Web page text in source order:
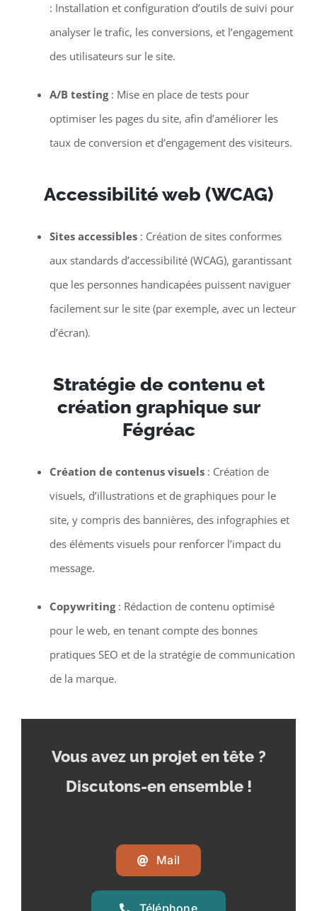
: Installation et configuration d’outils de suivi pour
analyser le trafic, les conversions, et l’engagement
des utilisateurs sur le site.
A/B testing: Mise en place de tests pour
optimiser les pages du site, afin d’améliorer les
taux de conversion et d’engagement des visiteurs.
Accessibilité web (WCAG)
Sites accessibles: Création de sites conformes
aux standards d’accessibilité (WCAG), garantissant
que les personnes handicapées puissent naviguer
facilement sur le site (par exemple, avec un lecteur
d’écran).
Stratégie de contenu et
création graphique sur
Fégréac
Création de contenus visuels: Création de
visuels, d’illustrations et de graphiques pour le
site, y compris des bannières, des infographies et
des éléments visuels pour renforcer l’impact du
message.
Copywriting: Rédaction de contenu optimisé
pour le web, en tenant compte des bonnes
pratiques SEO et de la stratégie de communication
de la marque.
Vous avez un projet en tête ?
Discutons-en ensemble !
Mail